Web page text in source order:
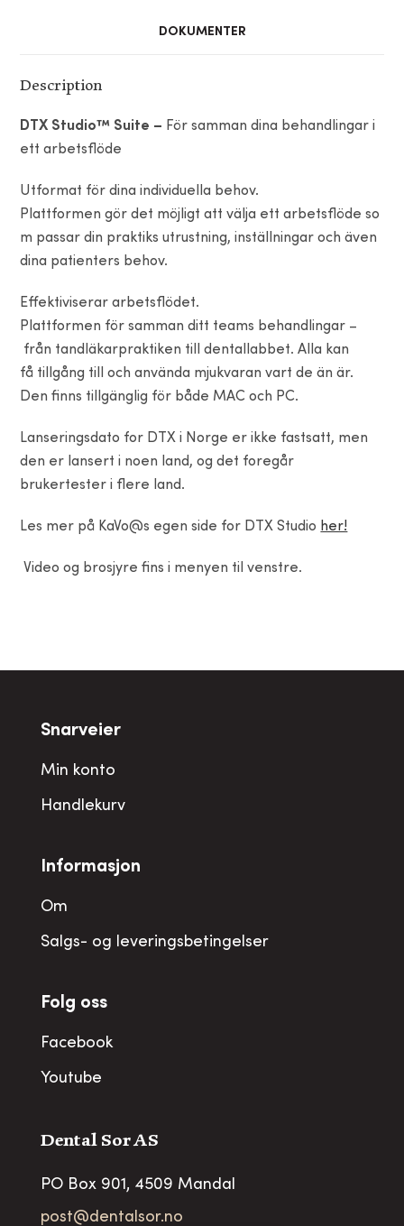
DOKUMENTER
Description
DTX Studio™ Suite – För samman dina behandlingar i
ettarbetsflöde
Utformat för dina individuella behov.
Plattformengör det möjligt attvälja ettarbetsflöde so
m passar din praktiks utrustning,inställningar och även
dina patienters behov.
Effektiviserar arbetsflödet.
Plattformen för samman ditt teams behandlingar –
från tandläkarpraktiken till
dentallabbet. Alla kan
få tillgång till och använda mjukvaran vart deän är.
Den finns tillgänglig för både MACoch PC.
Lanseringsdato for DTX i Norge er ikke fastsatt, men
den er lansert i noen land,og det foregår
brukertester i flere land.
Les mer på KaVo@s egen side for DTX Studio her!
Video og brosjyre fins i menyen til venstre.
Snarveier
Min konto
Handlekurv
Informasjon
Om
Salgs- og leveringsbetingelser
Folg oss
Facebook
Youtube
Dental Sor AS
PO Box 901, 4509 Mandal
post@dentalsor.no